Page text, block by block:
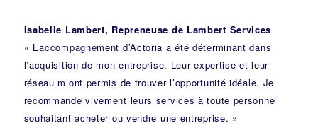
Isabelle Lambert, Repreneuse de Lambert Services
« L’accompagnement d’Actoria a été déterminant dans
l’acquisition de mon entreprise. Leur expertise et leur
réseau m’ont permis de trouver l’opportunité idéale. Je
recommande vivement leurs services à toute personne
souhaitant acheter ou vendre une entreprise. »